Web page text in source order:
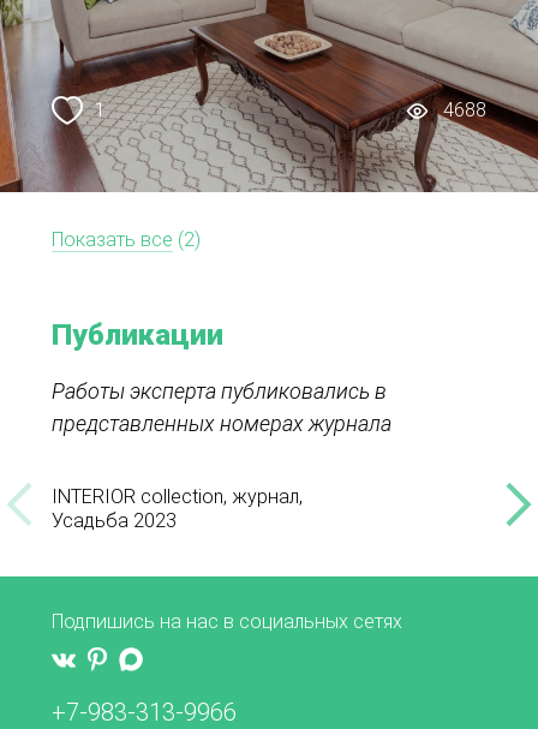
1 4688
Показать все (2)
Публикации
Работы эксперта публиковались в
представленных номерах журнала
INTERIOR collection, журнал,
Усадьба 2023
Подпишись на нас в социальных сетях
+7-983-313-9966